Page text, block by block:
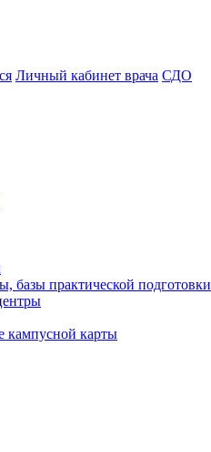
Личный кабинет врача СДО
базы практической подготовки
кампусной карты